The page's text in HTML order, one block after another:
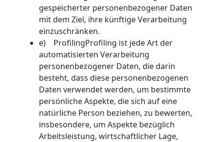
gespeicherter personenbezogener Daten
mit dem Ziel, ihre künftige Verarbeitung
einzuschränken.
e) ProfilingProfiling ist jede Art der
automatisierten Verarbeitung
personenbezogener Daten, die darin
besteht, dass diese personenbezogenen
Daten verwendet werden, um bestimmte
persönliche Aspekte, die sich auf eine
natürliche Person beziehen, zu bewerten,
insbesondere, um Aspekte bezüglich
Arbeitsleistung, wirtschaftlicher Lage,